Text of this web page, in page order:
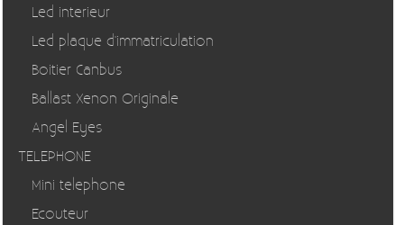
Led interieur
Led plaque d'immatriculation
Boitier Canbus
Ballast Xenon Originale
Angel Eyes
TELEPHONE
Mini telephone
Ecouteur